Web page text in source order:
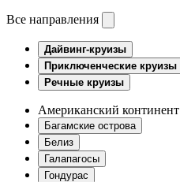
Все направления
Дайвинг-круизы
Приключенческие круизы
Речные круизы
Американский континент
Багамские острова
Белиз
Галапагосы
Гондурас